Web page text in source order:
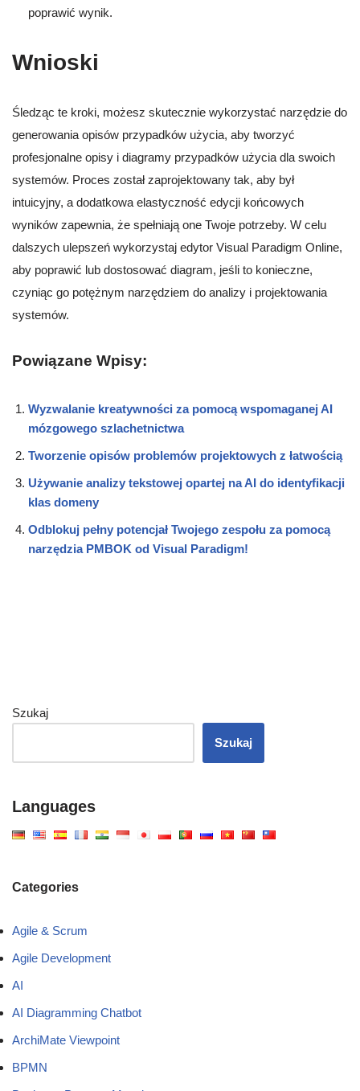
poprawić wynik.
Wnioski
Śledząc te kroki, możesz skutecznie wykorzystać narzędzie do
generowania opisów przypadków użycia, aby tworzyć
profesjonalne opisy i diagramy przypadków użycia dla swoich
systemów. Proces został zaprojektowany tak, aby był
intuicyjny, a dodatkowa elastyczność edycji końcowych
wyników zapewnia, że spełniają one Twoje potrzeby. W celu
dalszych ulepszeń wykorzystaj edytor Visual Paradigm Online,
aby poprawić lub dostosować diagram, jeśli to konieczne,
czyniąc go potężnym narzędziem do analizy i projektowania
systemów.
Powiązane Wpisy:
Wyzwalanie kreatywności za pomocą wspomaganej AI
mózgowego szlachetnictwa
Tworzenie opisów problemów projektowych z łatwością
Używanie analizy tekstowej opartej na AI do identyfikacji
klas domeny
Odblokuj pełny potencjał Twojego zespołu za pomocą
narzędzia PMBOK od Visual Paradigm!
Szukaj
Szukaj
Languages
Categories
Agile & Scrum
Agile Development
AI
AI Diagramming Chatbot
ArchiMate Viewpoint
BPMN